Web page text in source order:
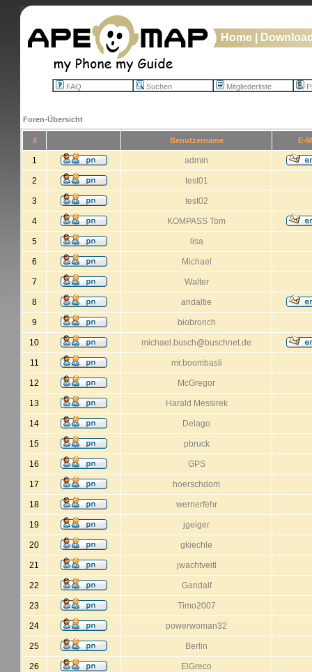
Home
FAQ Suchen Mitgliederliste
Foren-Übersicht
# Benutzername E-
1 admin
2 test01
3 test02
4 KOMPASS Tom
5 lisa
6 Michael
7 Walter
8 andaltie
9 biobronch
10 michael.busch@buschnet.de
11 mr.boombasti
12 McGregor
13 Harald Messirek
14 Delago
15 pbruck
16 GPS
17 hoerschdom
18 wernerfehr
19 jgeiger
20 gkiechle
21 jwachtveitl
22 Gandalf
23 Timo2007
24 powerwoman32
25 Berlin
26 ElGreco